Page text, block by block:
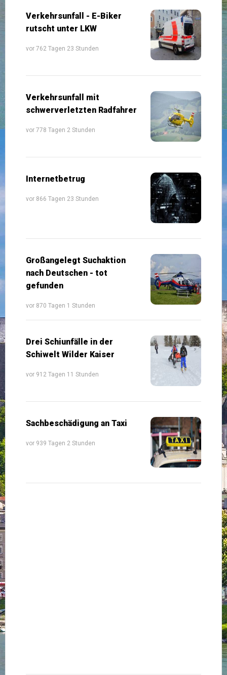
Verkehrsunfall - E-Biker
rutscht unter LKW
vor 762 Tagen 23 Stunden
Verkehrsunfall mit
schwerverletzten Radfahrer
vor 778 Tagen 2 Stunden
Internetbetrug
vor 866 Tagen 23 Stunden
Großangelegt Suchaktion
nach Deutschen - tot
gefunden
vor 870 Tagen 1 Stunden
Drei Schiunfälle in der
Schiwelt Wilder Kaiser
vor 912 Tagen 11 Stunden
Sachbeschädigung an Taxi
vor 939 Tagen 2 Stunden